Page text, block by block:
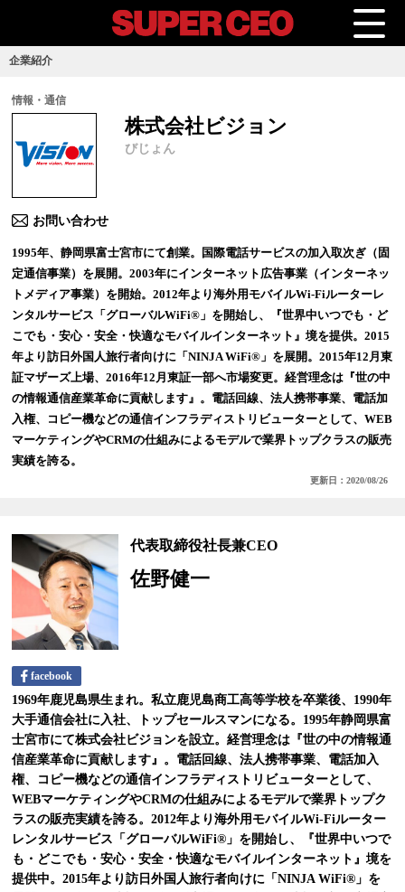
企業紹介
情報・通信
株式会社ビジョン
びじょん
お問い合わせ
1995年、静岡県富士宮市にて創業。国際電話サービスの加入取次ぎ（固
定通信事業）を展開。2003年にインターネット広告事業（インターネッ
トメディア事業）を開始。2012年より海外用モバイルWi-Fiルーターレ
ンタルサービス「グローバルWiFi®」を開始し、『世界中いつでも・ど
こでも・安心・安全・快適なモバイルインターネット』境を提供。2015
年より訪日外国人旅行者向けに「NINJA WiFi®」を展開。2015年12月東
証マザーズ上場、2016年12月東証一部へ市場変更。経営理念は『世の中
の情報通信産業革命に貢献します』。電話回線、法人携帯事業、電話加
入権、コピー機などの通信インフラディストリビューターとして、WEB
マーケティングやCRMの仕組みによるモデルで業界トップクラスの販売
実績を誇る。
更新日：2020/08/26
代表取締役社長兼CEO
佐野健一
facebook
1969年鹿児島県生まれ。私立鹿児島商工高等学校を卒業後、1990年
大手通信会社に入社、トップセールスマンになる。1995年静岡県富
士宮市にて株式会社ビジョンを設立。経営理念は『世の中の情報通
信産業革命に貢献します』。電話回線、法人携帯事業、電話加入
権、コピー機などの通信インフラディストリビューターとして、
WEBマーケティングやCRMの仕組みによるモデルで業界トップク
ラスの販売実績を誇る。2012年より海外用モバイルWi-Fiルーター
レンタルサービス「グローバルWiFi®」を開始し、『世界中いつで
も・どこでも・安心・安全・快適なモバイルインターネット』境を
提供中。2015年より訪日外国人旅行者向けに「NINJA WiFi®」を